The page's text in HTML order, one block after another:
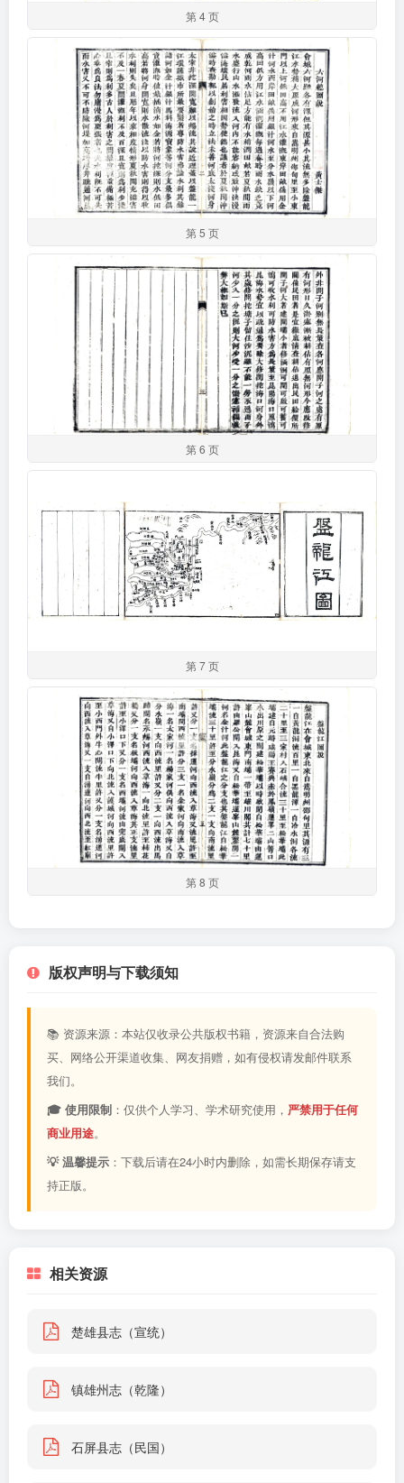
第 4 页
第 5 页
第 6 页
第 7 页
第 8 页
版权声明与下载须知
📚 资源来源：本站仅收录公共版权书籍，资源来自合法购
买、网络公开渠道收集、网友捐赠，如有侵权请发邮件联系
我们。
🎓 使用限制 ：仅供个人学习、学术研究使用， 严禁用于任何
商业用途。
💡 温馨提示 ：下载后请在24小时内删除，如需长期保存请支
持正版。
相关资源
楚雄县志（宣统）
镇雄州志（乾隆）
石屏县志（民国）